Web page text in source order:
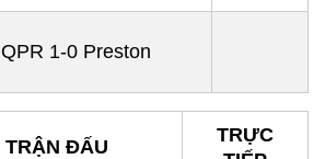
QPR 1-0 Preston
TRẬN ĐẤU
TRỰC